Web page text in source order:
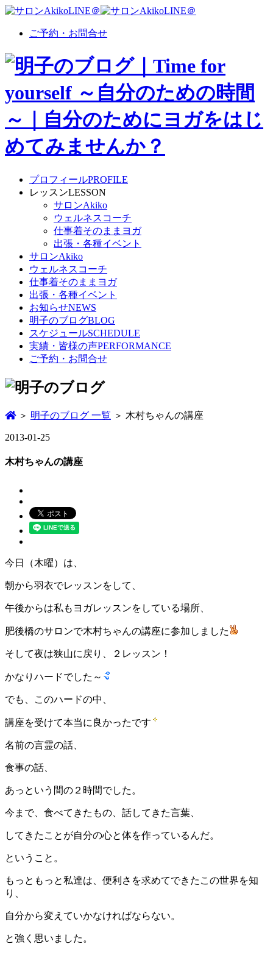
ご予約・お問合せ
プロフィールPROFILE
レッスンLESSON
サロンAkiko
ウェルネスコーチ
仕事着そのままヨガ
出張・各種イベント
サロンAkiko
ウェルネスコーチ
仕事着そのままヨガ
出張・各種イベント
お知らせNEWS
明子のブログBLOG
スケジュールSCHEDULE
実績・皆様の声PERFORMANCE
ご予約・お問合せ
＞ 明子のブログ 一覧 ＞ 木村ちゃんの講座
2013-01-25
木村ちゃんの講座
今日（木曜）は、
朝から羽衣でレッスンをして、
午後からは私もヨガレッスンをしている場所、
肥後橋のサロンで木村ちゃんの講座に参加しました
そして夜は狭山に戻り、２レッスン！
かなりハードでした～
でも、このハードの中、
講座を受けて本当に良かったです
名前の言霊の話、
食事の話、
あっという間の２時間でした。
今まで、食べてきたもの、話してきた言葉、
してきたことが自分の心と体を作っているんだ。
ということ。
もっともっと私達は、便利さを求めてできたこの世界を知
り、
自分から変えていかなければならない。
と強く思いました。